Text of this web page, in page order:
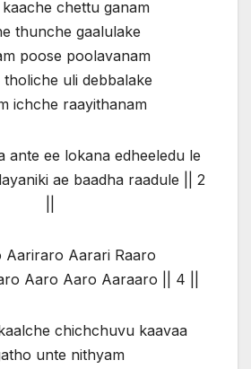
kaache chettu ganam
thunche gaalulake
poose poolavanam
tholiche uli debbalake
ichche raayithanam
ante ee lokana edheeledu le
ae baadha raadule || 2
Aariraro Aarari Raaro
Aaro Aaro Aaraaro || 4 ||
chichchuvu kaavaa
unte nithyam